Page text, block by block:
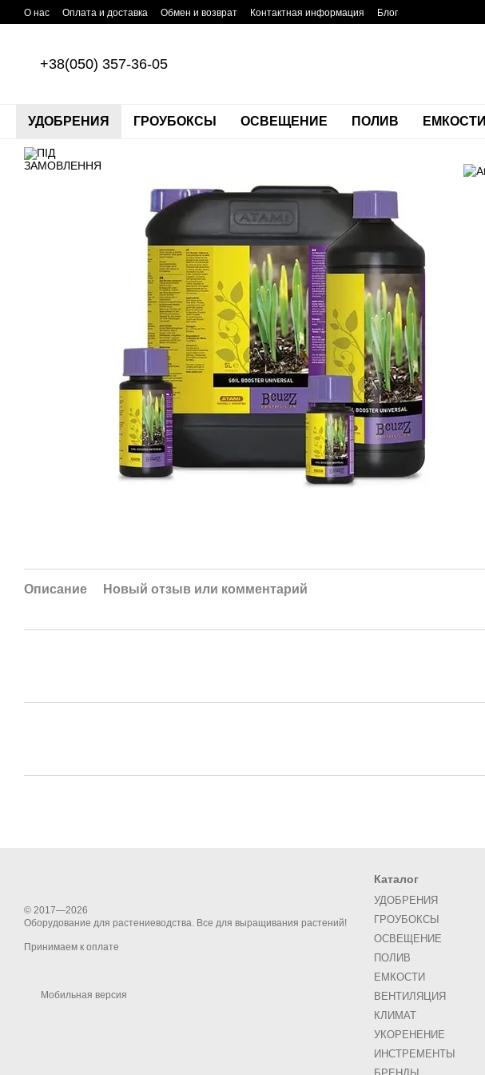
Перейти к основному контенту
О нас Оплата и доставка Обмен и возврат Контактная информация Блог
+38(050) 357-36-05
УДОБРЕНИЯ ГРОУБОКСЫ ОСВЕЩЕНИЕ ПОЛИВ ЕМКОСТИ
Описание Новый отзыв или комментарий
© 2017—2026
Оборудование для растениеводства. Все для выращивания растений!
Принимаем к оплате
Мобильная версия
Каталог
УДОБРЕНИЯ
ГРОУБОКСЫ
ОСВЕЩЕНИЕ
ПОЛИВ
ЕМКОСТИ
ВЕНТИЛЯЦИЯ
КЛИМАТ
УКОРЕНЕНИЕ
ИНСТРЕМЕНТЫ